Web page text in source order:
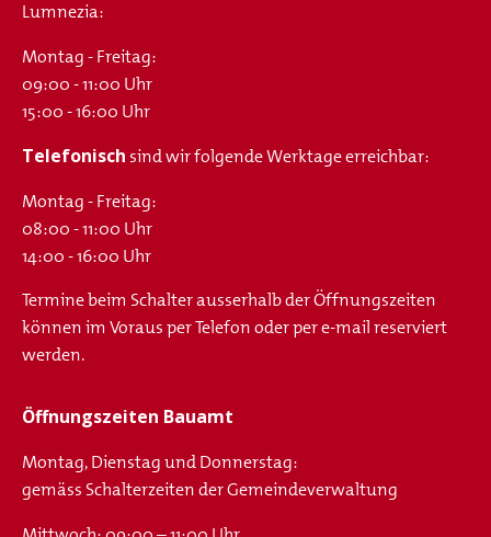
Lumnezia:
Montag - Freitag:
09:00 - 11:00 Uhr
15:00 - 16:00 Uhr
Telefonischsind wir folgende Werktage erreichbar:
Montag - Freitag:
08:00 - 11:00 Uhr
14:00 - 16:00 Uhr
Termine beim Schalter ausserhalb der Öffnungszeiten
können im Voraus per Telefon oder per e-mail reserviert
werden.
Öffnungszeiten Bauamt
Montag, Dienstag und Donnerstag:
gemäss Schalterzeiten der Gemeindeverwaltung